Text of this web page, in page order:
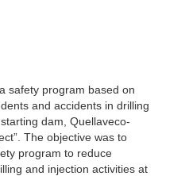
safety program based on
and accidents in drilling
dam, Quellaveco-
The objective was to
program to reduce
and injection activities at